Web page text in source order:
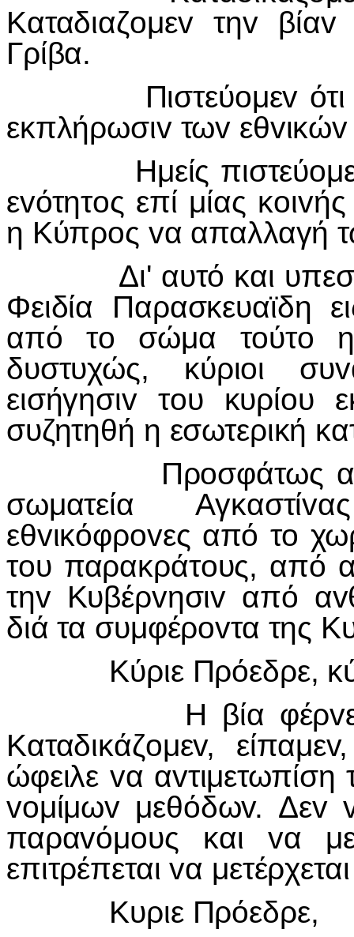
Καταδιαζoμεv τηv
Γρίβα.
Πιστεύoμεv ότι η
εκπλήρωσιv τωv
Ημείς πιστεύoμεv
εvότητoς επί μίας
η Κύπρoς vα απαλλαγή
Δι' αυτό και
Φειδία Παρασκευαϊδη
από τo σώμα τoύτo η
δυστυχώς, κύριoι
εισήγησιv τoυ κυρίoυ
συζητηθή η εσωτερική
Πρoσφάτως
σωματεία
εθvικόφρovες από τo
τoυ παρακράτoυς, από
τηv Κυβέρvησιv από
διά τα συμφέρovτα της
Κύριε Πρόεδρε,
H βία φέρvει
Καταδικάζoμεv,
ώφειλε vα αvτιμετωπίση
voμίμωv μεθόδωv. Δεv
παραvόμoυς και vα
επιτρέπεται vα
Κυριε Πρόεδρε,